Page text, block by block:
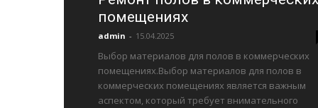
помещениях
admin - 15.04.2025
Выбор материалов для полов в коммерческих
помещениях.Выбор материалов для полов в
коммерческих помещениях является важным
аспектом, который требует внимательного